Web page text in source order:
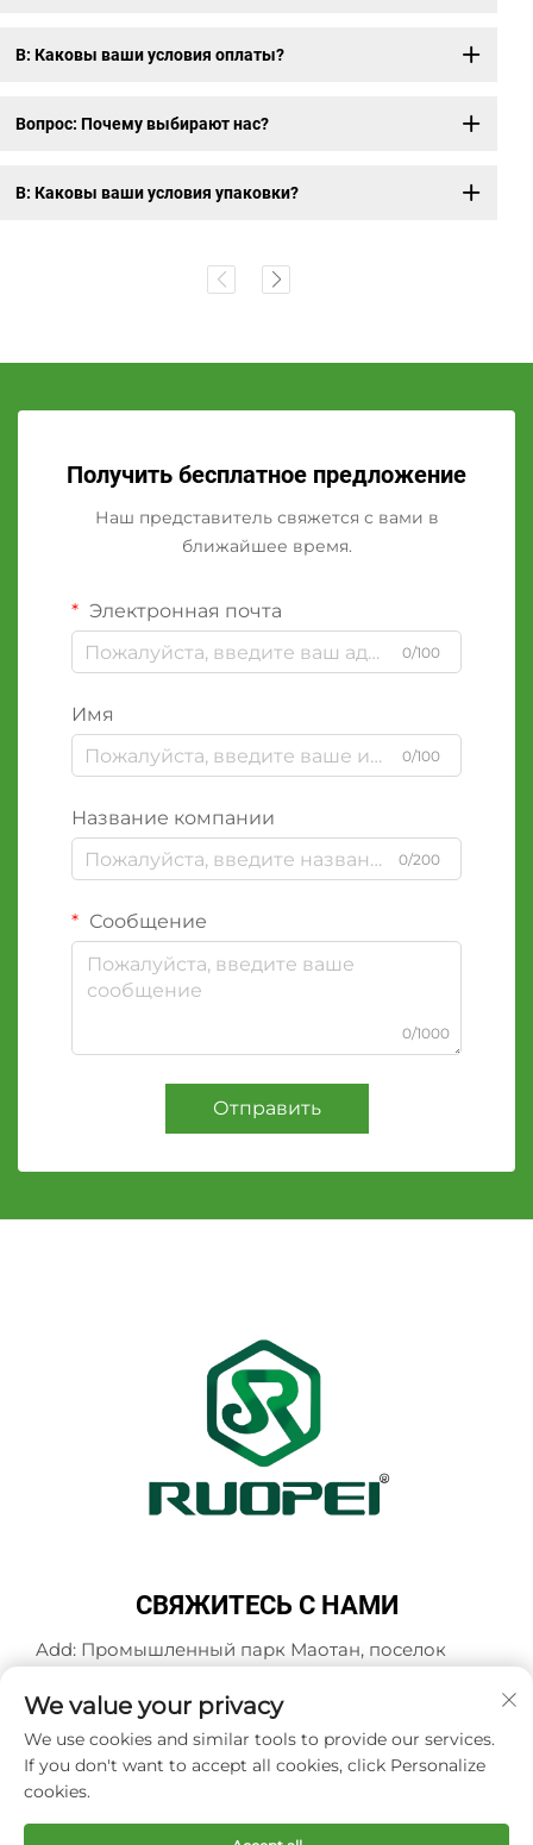
В: Каковы ваши условия оплаты?
Вопрос: Почему выбирают нас?
В: Каковы ваши условия упаковки?
Получить бесплатное предложение
Наш представитель свяжется с вами в
ближайшее время.
Электронная почта
0/100
Имя
0/100
Название компании
0/200
Сообщение
0/1000
Отправить
СВЯЖИТЕСЬ С НАМИ
Add: Промышленный парк Маотан, поселок
провинция Чжэцзян, Китай
Тел.:+86-13616897017
Эл. почта:[email protected]
We value your privacy
We use cookies and similar tools to provide our services.
If you don't want to accept all cookies, click Personalize
cookies.